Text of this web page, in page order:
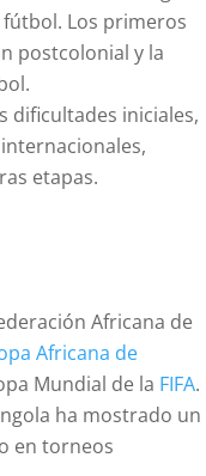
Los primeros
postcolonial y la
dificultades iniciales,
etapas.
Africana de
Africana de
Mundial de la FIFA.
ha mostrado un
en torneos